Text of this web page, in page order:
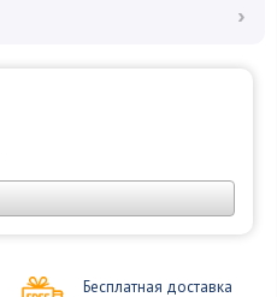
›
Бесплатная доставка